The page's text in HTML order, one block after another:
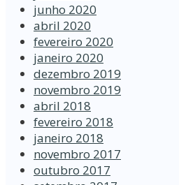
junho 2020
abril 2020
fevereiro 2020
janeiro 2020
dezembro 2019
novembro 2019
abril 2018
fevereiro 2018
janeiro 2018
novembro 2017
outubro 2017